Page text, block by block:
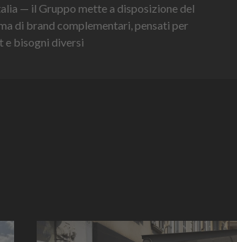
— il Gruppo mette a disposizione del
di brand complementari, pensati per
e bisogni diversi